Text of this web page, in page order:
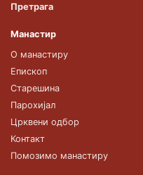
Претрага
Манастир
О манастиру
Епископ
Старешина
Парохијал
Црквени одбор
Контакт
Помозимо манастиру